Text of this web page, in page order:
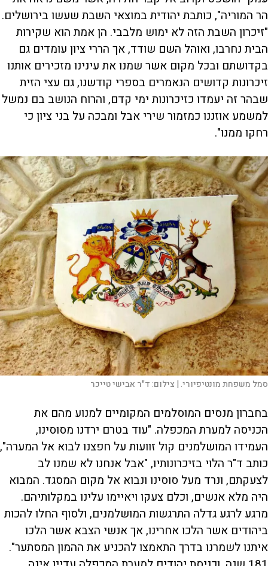
הר המוריה", כותבת יהודית במוצאי השבת שעשו בירושלים.
"זיכרון השבת הזה לא ימוש מלבבי. הן אמת הוא שקירות
הבית נחרבו, ואוהל השם שודד, אך הררי ציון עומדים גם
בקדושתם ובכל מקום אשר שמנו את עינינו מזכירים אותנו
זיכרונות קדושים הנאמרים בספרי קודשנו, גם עצי הזית
שבהר זה יעמדו כזיכרונות ימי קדם, והרוח הנושב בם נמשל
למשמע אוזננו כמזמור שירי אבל ומבכה על בני ציון כי
רחקו ממנו".
סמל משפחת מונטיפיורי. | צילום:ד"ר אבישי טייכר
בחברון מנסים המוסלמים המקומיים למנוע מהם את
הכניסה למערת המכפלה. "עוד בטרם ירדנו מסוסינו,
העמידו המושלמנים קול זוועות על חפצנו לבוא אל המערה",
כותב ד"ר הלוי בזיכרונותיו, "אבל אנחנו לא שמנו לב
לצעקתם, ונרד מעל סוסינו ונבוא אל מקום המסגד. המבוא
היה מלא אנשים, וכלם צעקו ויאיימו עלינו במקלותיהם.
מרגע לרגע גדלה התרגשות המושלמנים, ולסוף החלו להכות
ביהודים אשר הלכו אחרינו, אך אנשי הצבא אשר הלכו
איתנו לשמרנו בדרך התאמצו להכניע את ההמון המסתער".